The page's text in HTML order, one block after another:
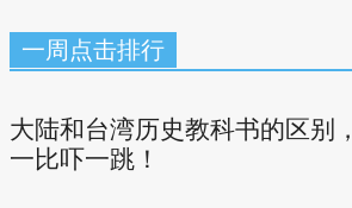
一周点击排行
大陆和台湾历史教科书的区别
一比吓一跳！